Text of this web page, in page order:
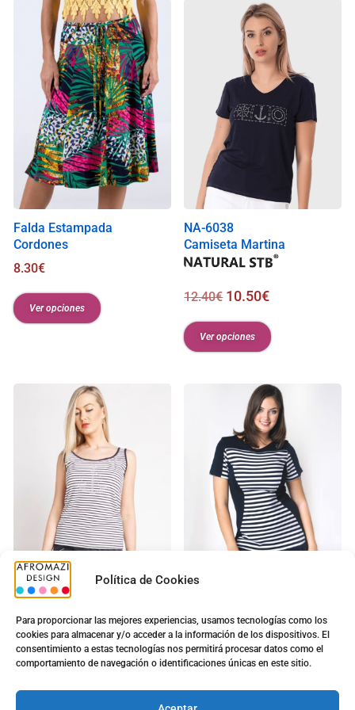
Política de Cookies
Para proporcionar las mejores experiencias, usamos tecnologías como los
cookies para almacenar y/o acceder a la información de los dispositivos. El
consentimiento a estas tecnologías nos permitirá procesar datos como el
comportamiento de navegación o identificaciones únicas en este sitio.
Falda Estampada
Cordones
8.30€
Ver opciones
NA-6038
Camiseta Martina
12.40€ 10.50€
Ver opciones
PP-06046
Ancla Raya
Vestido G-0201025
Señora 1